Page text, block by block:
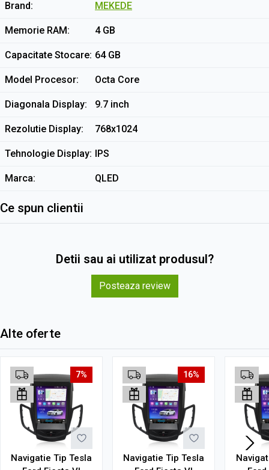
Brand MEKEDE
Memorie RAM 4 GB
Capacitate Stocare 64 GB
Model Procesor Octa Core
Diagonala Display 9.7 inch
Rezolutie Display 768x1024
Tehnologie Display IPS
Marca QLED
Ce spun clientii
Detii sau ai utilizat produsul?
Posteaza review
Alte oferte
7%
Navigatie Tip Tesla
16%
Navigatie Tip Tesla